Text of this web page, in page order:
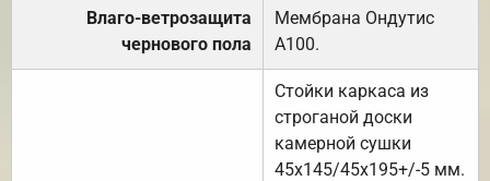
Влаго-ветрозащита
чернового пола
Мембрана Ондутис
А100.
Стойки каркаса из
строганой доски
камерной сушки
45х145/45х195+/-5 мм.